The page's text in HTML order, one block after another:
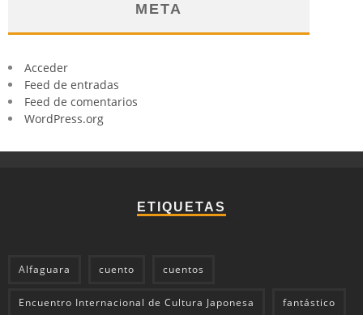
META
Acceder
Feed de entradas
Feed de comentarios
WordPress.org
ETIQUETAS
Alfaguara cuento cuentos
Encuentro Internacional de Cultura Japonesa fantástico